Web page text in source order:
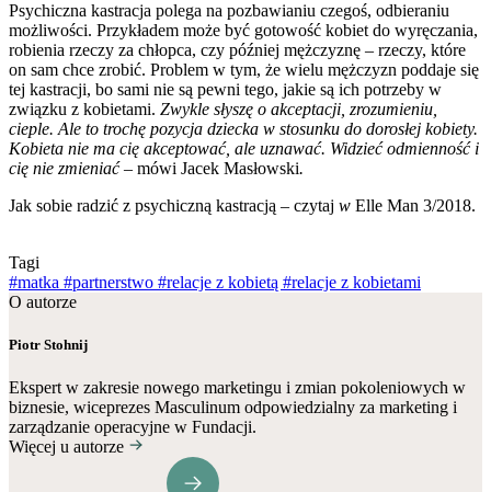
Psychiczna kastracja polega na pozbawianiu czegoś, odbieraniu
możliwości. Przykładem może być gotowość kobiet do wyręczania,
robienia rzeczy za chłopca, czy później mężczyznę – rzeczy, które
on sam chce zrobić. Problem w tym, że wielu mężczyzn poddaje się
tej kastracji, bo sami nie są pewni tego, jakie są ich potrzeby w
związku z kobietami. Zwykle słyszę o akceptacji, zrozumieniu,
cieple. Ale to trochę pozycja dziecka w stosunku do dorosłej kobiety.
Kobieta nie ma cię akceptować, ale uznawać. Widzieć odmienność i
cię nie zmieniać – mówi Jacek Masłowski.
Jak sobie radzić z psychiczną kastracją – czytaj w Elle Man 3/2018.
Tagi
#matka #partnerstwo #relacje z kobietą #relacje z kobietami
O autorze
Piotr Stohnij
Ekspert w zakresie nowego marketingu i zmian pokoleniowych w
biznesie, wiceprezes Masculinum odpowiedzialny za marketing i
zarządzanie operacyjne w Fundacji.
Więcej u autorze